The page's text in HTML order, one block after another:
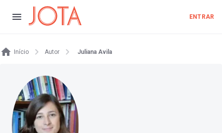
ENTRAR
Início Autor Juliana Avila